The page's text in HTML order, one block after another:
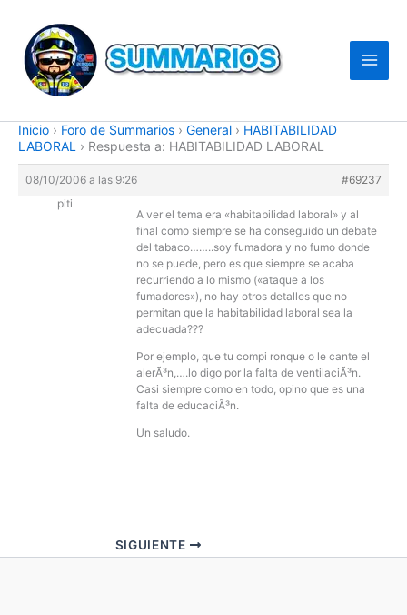
contenido
Inicio › Foro de Summarios › General › HABITABILIDAD
LABORAL › Respuesta a: HABITABILIDAD LABORAL
08/10/2006 a las 9:26
#69237
piti
A ver el tema era «habitabilidad laboral» y al
final como siempre se ha conseguido un debate
del tabaco……..soy fumadora y no fumo donde
no se puede, pero es que siempre se acaba
recurriendo a lo mismo («ataque a los
fumadores»), no hay otros detalles que no
permitan que la habitabilidad laboral sea la
adecuada???
Por ejemplo, que tu compi ronque o le cante el
alerÃ³n,….lo digo por la falta de ventilaciÃ³n.
Casi siempre como en todo, opino que es una
falta de educaciÃ³n.
Un saludo.
SIGUIENTE